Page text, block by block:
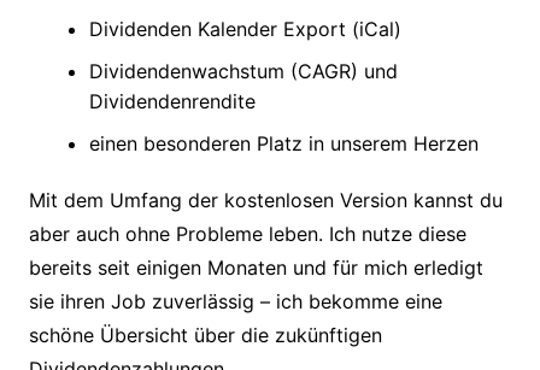
Dividenden Kalender Export (iCal)
Dividendenwachstum (CAGR) und
Dividendenrendite
einen besonderen Platz in unserem Herzen
Mit dem Umfang der kostenlosen Version kannst du
aber auch ohne Probleme leben. Ich nutze diese
bereits seit einigen Monaten und für mich erledigt
sie ihren Job zuverlässig – ich bekomme eine
schöne Übersicht über die zukünftigen